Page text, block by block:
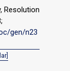
Resolution
gen/n23